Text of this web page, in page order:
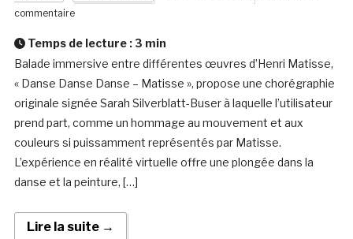
commentaire
Temps de lecture : 3 min
Balade immersive entre différentes œuvres d’Henri ­Matisse,
« Danse Danse Danse – Matisse », propose une chorégraphie
­originale ­signée Sarah Silverblatt-Buser à laquelle l’utilisateur
prend part, comme un ­hommage au mouvement et aux
couleurs si puissamment ­représentés par Matisse.
L’expérience en réalité virtuelle offre une plongée dans la
danse et la peinture, […]
Lire la suite →